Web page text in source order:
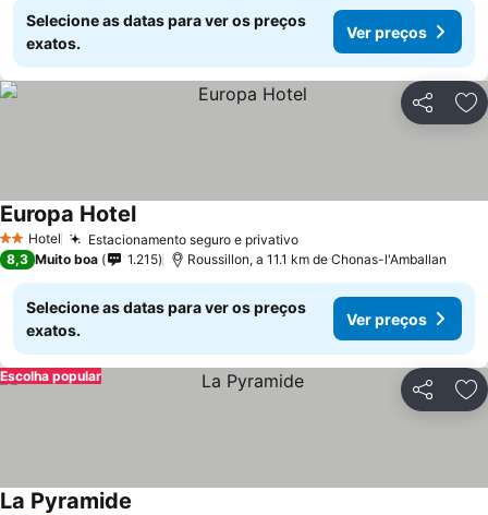
Selecione as datas para ver os preços
exatos.
Ver preços
Partilhar
2 Estrelas
Hotel Estacionamento seguro e privativoVer preços
Europa HotelVer preços
8,3 Muito boa 1.215 Roussillon, a 11.1 km de Chonas-l'Amballan
Selecione as datas para ver os preços
exatos.
Ver preços
Partilhar
Escolha popular
La Pyramide